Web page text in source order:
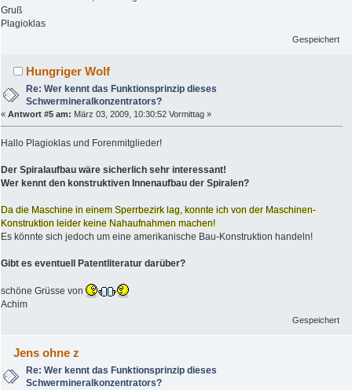
Gruß
Plagioklas
Gespeichert
Hungriger Wolf
Re: Wer kennt das Funktionsprinzip dieses
Schwermineralkonzentrators?
« Antwort #5 am: März 03, 2009, 10:30:52 Vormittag »
Hallo Plagioklas und Forenmitglieder!
Der Spiralaufbau wäre sicherlich sehr interessant!
Wer kennt den konstruktiven Innenaufbau der Spiralen?
Da die Maschine in einem Sperrbezirk lag, konnte ich von der Maschinen-
Konstruktion leider keine Nahaufnahmen machen!
Es könnte sich jedoch um eine amerikanische Bau-Konstruktion handeln!
Gibt es eventuell Patentliteratur darüber?
schöne Grüsse von
Achim
Gespeichert
Jens ohne z
Re: Wer kennt das Funktionsprinzip dieses
Schwermineralkonzentrators?